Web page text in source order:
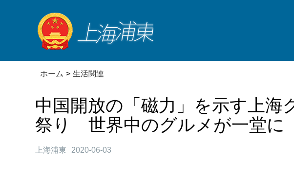
ホーム > 生活関連
中国開放の「磁力」を示す上海
祭り 世界中のグルメが一堂に
上海浦東 2020-06-03